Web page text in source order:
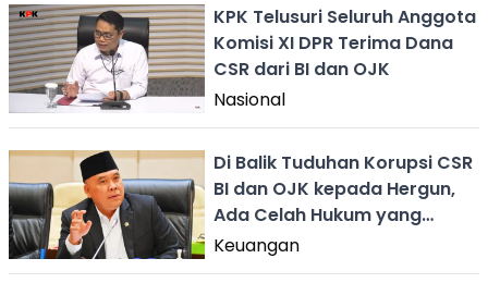
KPK Telusuri Seluruh Anggota
Komisi XI DPR Terima Dana
CSR dari BI dan OJK
Nasional
Di Balik Tuduhan Korupsi CSR
BI dan OJK kepada Hergun,
Ada Celah Hukum yang
Menganga
Keuangan